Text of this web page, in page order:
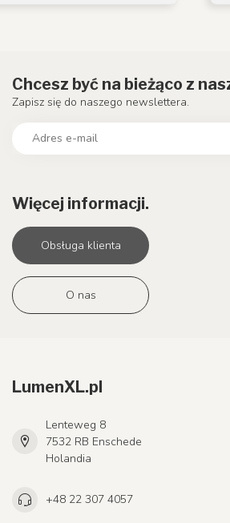
Więcej informacji.
Obsługa klienta
O nas
Chcesz być na bieżąco z
Zapisz się do naszego newslettera.
LumenXL.pl
Lenteweg 8
7532 RB Enschede
Holandia
+48 22 307 4057